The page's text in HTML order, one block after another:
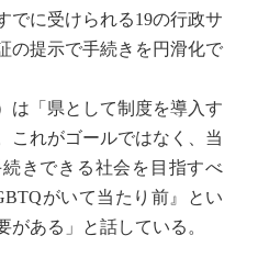
でに受けられる19の行政サ
の提示で手続きを円滑化で
「県として制度を導入す
これがゴールではなく、当
きできる社会を目指すべ
がいて当たり前』とい
がある」と話している。